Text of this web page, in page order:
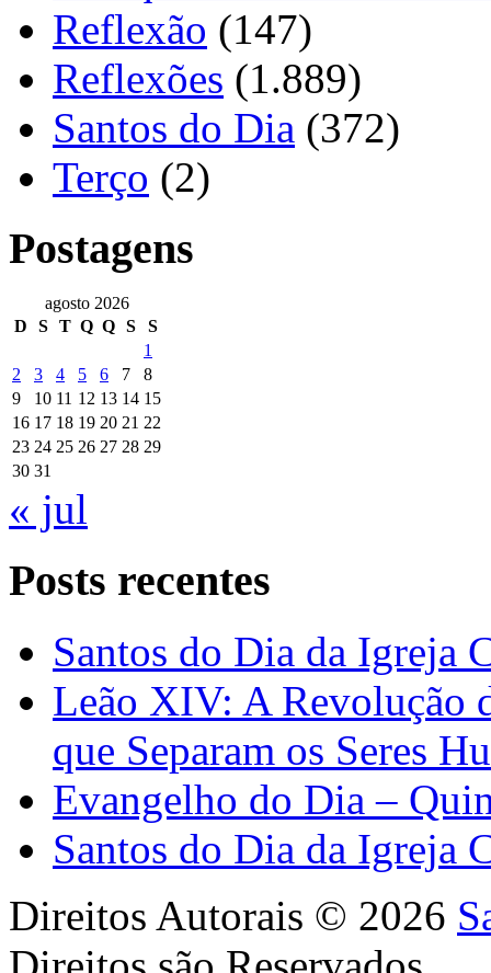
Reflexão (147)
Reflexões (1.889)
Santos do Dia (372)
Terço (2)
Postagens
agosto 2026
D
S T Q Q S
S
1
2
3 4 5 6 7
8
9
10 11 12 13 14 15
16 17 18 19 20 21 22
23 24 25 26 27 28 29
30 31
« jul
Posts recentes
Santos do Dia da Igreja
Leão XIV: A Revolução
que Separam os Seres
Evangelho do Dia –
Santos do Dia da Igreja
Direitos Autorais © 2026